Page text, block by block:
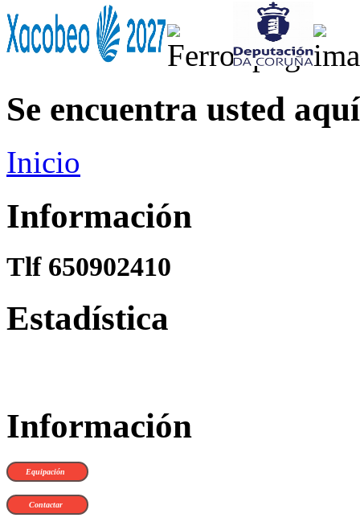
Se encuentra usted aquí
Inicio
Información
Tlf 650902410
Estadística
Información
Equipación
Contactar